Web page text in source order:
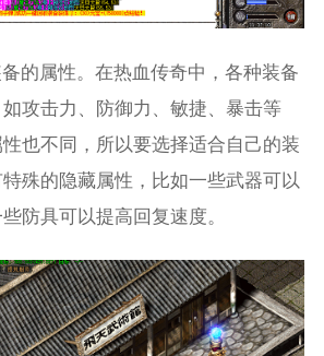
的属性。在热血传奇中，各种装备
攻击力、防御力、敏捷、暴击等
也不同，所以要选择适合自己的装
殊的隐藏属性，比如一些武器可以
防具可以提高回复速度。